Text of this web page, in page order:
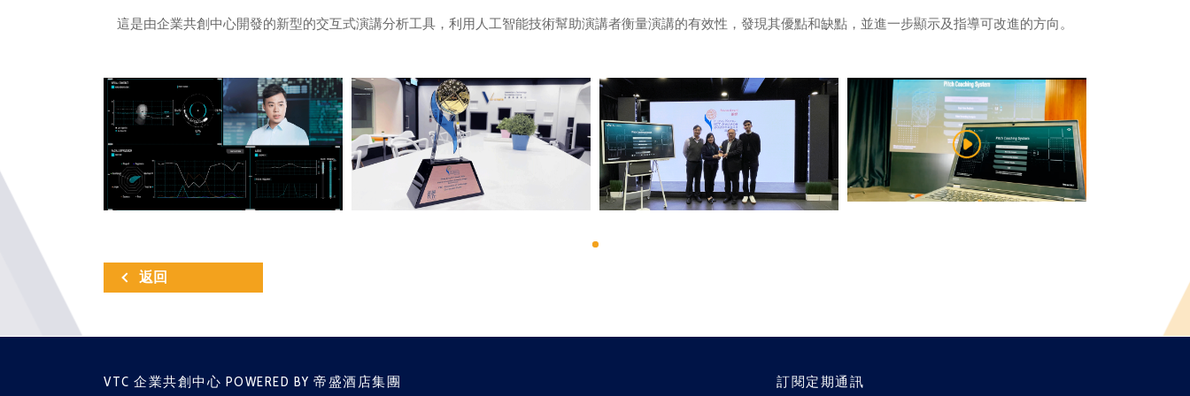
這是由企業共創中心開發的新型的交互式演講分析工具，利用人工智能技術幫助演講者衡量演講的有效性，發現其優點和缺點，並進一步顯示及指導可改進的方向。
返回
訂閱定期通訊
VTC 企業共創中心 POWERED BY 帝盛酒店集團